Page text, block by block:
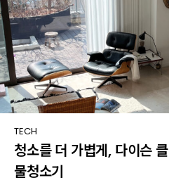
청소를
더
가볍게,
TECH
청소를 더 가볍게, 다이슨
물청소기